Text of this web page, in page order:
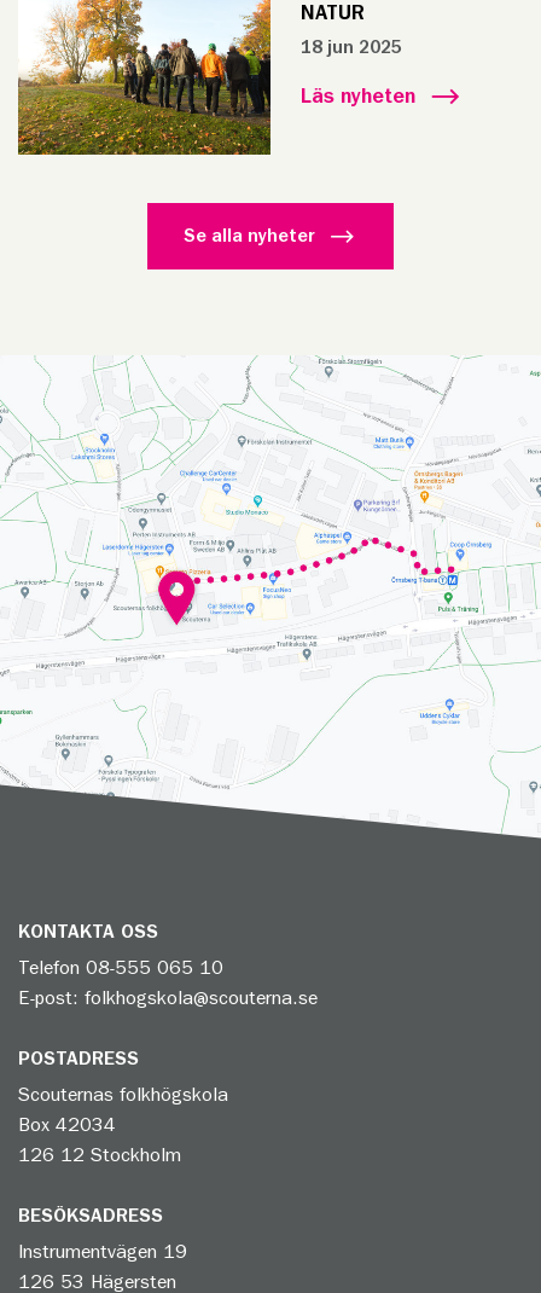
NATUR
18 jun 2025
Läs nyheten
Se alla nyheter
KONTAKTA OSS
Telefon 08-555 065 10
E-post: folkhogskola@scouterna.se
POSTADRESS
Scouternas folkhögskola
Box 42034
126 12 Stockholm
BESÖKSADRESS
Instrumentvägen 19
126 53 Hägersten